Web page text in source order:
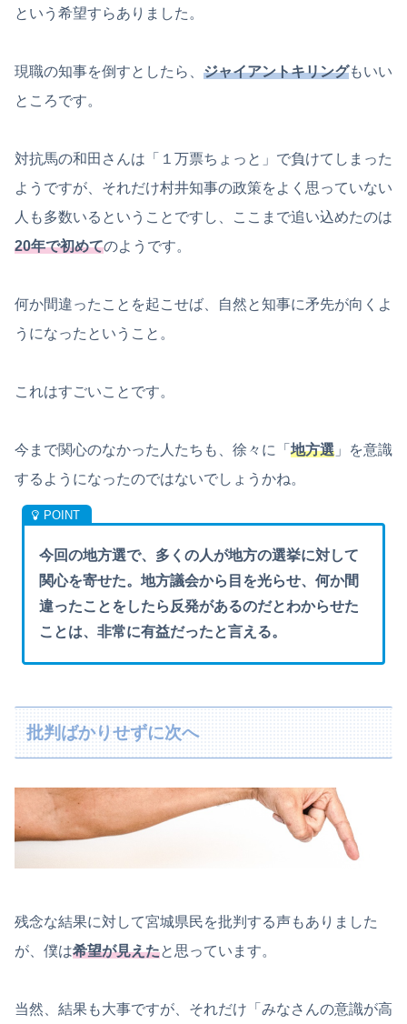
という希望すらありました。
現職の知事を倒すとしたら、 ジャイアントキリングもいい
ところです。
対抗馬の和田さんは「１万票ちょっと」で負けてしまった
ようですが、それだけ村井知事の政策をよく思っていない
人も多数いるということですし、ここまで追い込めたのは
20年で初めてのようです。
何か間違ったことを起こせば、自然と知事に矛先が向くよ
うになったということ。
これはすごいことです。
今まで関心のなかった人たちも、徐々に「 地方選 」を意識
するようになったのではないでしょうかね。
今回の地方選で、多くの人が地方の選挙に対して
関心を寄せた。地方議会から目を光らせ、何か間
違ったことをしたら反発があるのだとわからせた
ことは、非常に有益だったと言える。
批判ばかりせずに次へ
残念な結果に対して宮城県民を批判する声もありました
が、僕は希望が見えたと思っています。
当然、結果も大事ですが、それだけ「みなさんの意識が高